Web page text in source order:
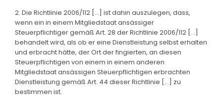
2. Die Richtlinie 2006/112 [...] ist dahin auszulegen, dass,
wenn ein in einem Mitgliedstaat ansässiger
Steuerpflichtiger gemäß Art. 28 der Richtlinie 2006/112 [...]
behandelt wird, als ob er eine Dienstleistung selbst erhalten
und erbracht hätte, der Ort der fingierten, an diesen
Steuerpflichtigen von einem in einem anderen
Mitgliedstaat ansässigen Steuerpflichtigen erbrachten
Dienstleistung gemäß Art. 44 dieser Richtlinie [...] zu
bestimmen ist.